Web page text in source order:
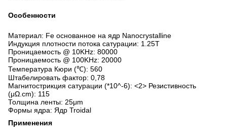
Особенности
Материал: Fe основанное на ядр Nanocrystalline
Индукция плотности потока сатурации: 1.25T
Проницаемость @ 10KHz: 80000
Проницаемость @ 100KHz: 20000
Температура Кюри (℃): 560
Штабелировать фактор: 0,78
Магнитострикция сатурации (*10^-6): <2> Резистивность
(μΩ.cm): 115
Толщина ленты: 25μm
Формы ядра: Ядр Troidal
Применения